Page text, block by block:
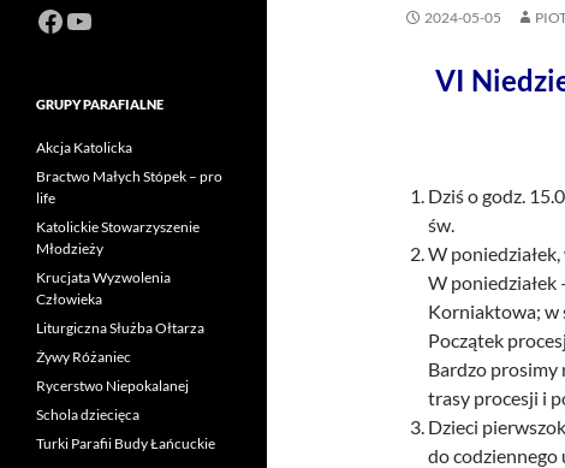
2024-05-05
VI
Dziś o godz.
św.
W
W poniedziałek
Korniaktowa; w
Początek
Bardzo prosimy
trasy procesji i
Dzieci
do
Facebook
https://www.youtube.com/channel/
GRUPY PARAFIALNE
Akcja Katolicka
Bractwo Małych Stópek – pro
life
Katolickie Stowarzyszenie
Młodzieży
Krucjata Wyzwolenia
Człowieka
Liturgiczna Służba Ołtarza
Żywy Różaniec
Rycerstwo Niepokalanej
Schola dziecięca
Turki Parafii Budy Łańcuckie